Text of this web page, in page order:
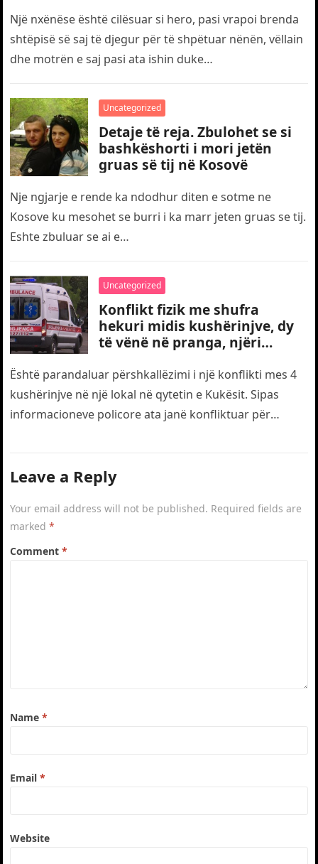
Një nxënëse është cilësuar si hero, pasi vrapoi brenda
shtëpisë së saj të djegur për të shpëtuar nënën, vëllain
dhe motrën e saj pasi ata ishin duke…
Uncategorized
Detaje të reja. Zbulohet se si
bashkëshorti i mori jetën
gruas së tij në Kosovë
Nje ngjarje e rende ka ndodhur diten e sotme ne
Kosove ku mesohet se burri i ka marr jeten gruas se tij.
Eshte zbuluar se ai e…
Uncategorized
Konflikt fizik me shufra
hekuri midis kushërinjve, dy
të vënë në pranga, njëri
drejt traumës
Është parandaluar përshkallëzimi i një konflikti mes 4
kushërinjve në një lokal në qytetin e Kukësit. Sipas
informacioneve policore ata janë konfliktuar për
Leave a Reply
Your email address will not be published. Required fields are
marked*
Comment*
Name*
Email*
Website